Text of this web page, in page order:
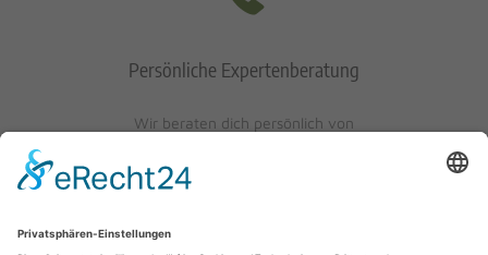
Persönliche Expertenberatung
Wir beraten dich persönlich von
0621/405401-10